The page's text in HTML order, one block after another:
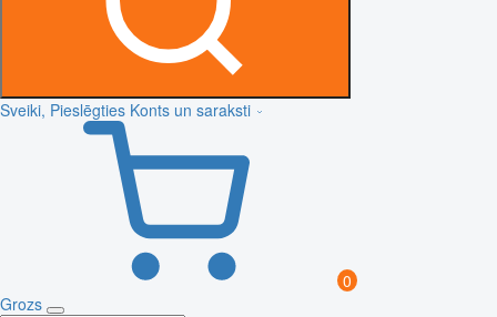
Sveiki, Pieslēgties Konts un saraksti
0
Grozs